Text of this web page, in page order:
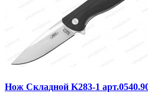
Нож Складной K283-1